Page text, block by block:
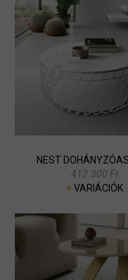
NEST
412.300 Ft
+VARIÁCIÓK